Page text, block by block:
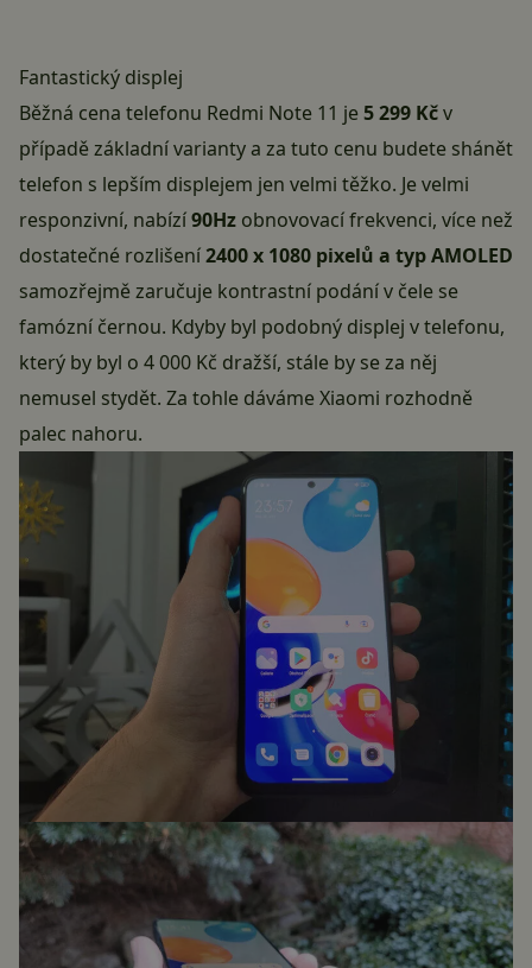
Fantastický displej
Běžná cena telefonu Redmi Note 11 je5 299 Kčv
případě základní varianty a za tuto cenu budete shánět
telefon s lepším displejem jen velmi těžko. Je velmi
responzivní, nabízí90Hz obnovovací frekvenci, více než
dostatečné rozlišení2400 x 1080 pixelů a typ AMOLED
samozřejmě zaručuje kontrastní podání v čele se
famózní černou. Kdyby byl podobný displej v telefonu,
který by byl o 4 000 Kč dražší, stále by se za něj
nemusel stydět. Za tohle dáváme Xiaomi rozhodně
palec nahoru.